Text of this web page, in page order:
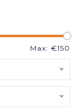
Max: €150